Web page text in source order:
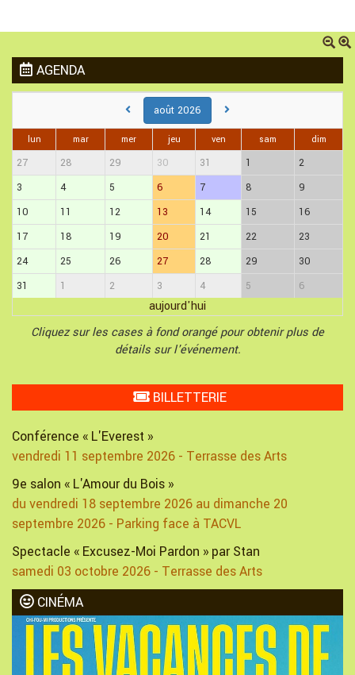
AGENDA
août 2026
lun mar mer jeu ven sam dim
27 28 29 30 31 1
2
3
4 5 6 7 8
9
10
11 12 13 14 15
16
17
18 19 20 21 22
23
24
25 26 27 28 29
30
31
1 2 3 4 5 6
aujourd'hui
Cliquez sur les cases à fond orangé pour obtenir plus de
détails sur l'événement.
BILLETTERIE
Conférence « L'Everest »
vendredi 11 septembre 2026 - Terrasse des Arts
9e salon « L'Amour du Bois »
du vendredi 18 septembre 2026 au dimanche 20
septembre 2026 - Parking face à TACVL
Spectacle « Excusez-Moi Pardon » par Stan
samedi 03 octobre 2026 - Terrasse des Arts
CINÉMA